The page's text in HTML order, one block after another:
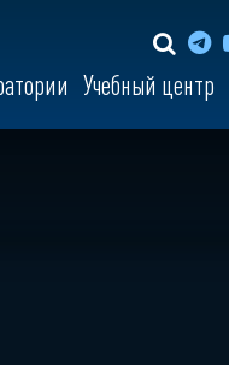
Учебный центр